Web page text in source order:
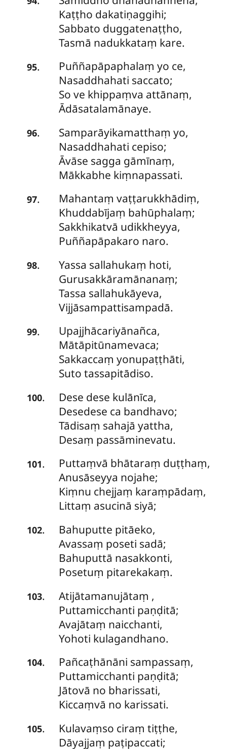
Kaṭṭho dakatiṇaggihi;
Sabbato duggatenaṭṭho,
Tasmā nadukkataṃ kare.
95. Puññapāpaphalaṃ yo ce,
Nasaddhahati saccato;
So ve khippaṃva attānaṃ,
Ādāsatalamānaye.
96.
Samparāyikamatthaṃ yo,
Nasaddhahati cepiso;
Āvāse sagga gāmīnaṃ,
Mākkabhe kiṃnapassati.
97.
Mahantaṃ vaṭṭarukkhādiṃ,
Khuddabījaṃ bahūphalaṃ;
Sakkhikatvā udikkheyya,
Puññapāpakaro naro.
98. Yassa sallahukaṃ hoti,
Gurusakkāramānanaṃ;
Tassa sallahukāyeva,
Vijjāsampattisampadā.
99.
Upajjhācariyānañca,
Mātāpitūnamevaca;
Sakkaccaṃ yonupaṭṭhāti,
Suto tassapitādiso.
100.
Dese dese kulānīca,
Desedese ca bandhavo;
Tādisaṃ sahajā yattha,
Desaṃ passāminevatu.
101. Puttaṃvā bhātaraṃ duṭṭhaṃ,
Anusāseyya nojahe;
Kiṃnu chejjaṃ karaṃpādaṃ,
Littaṃ asucinā siyā;
102.
Bahuputte pitāeko,
Avassaṃ poseti sadā;
Bahuputtā nasakkonti,
Posetuṃ pitarekakaṃ.
103. Atijātamanujātaṃ ,
Puttamicchanti paṇḍitā;
Avajātaṃ naicchanti,
Yohoti kulagandhano.
104.
Pañcaṭhānāni sampassaṃ,
Puttamicchanti paṇḍitā;
Jātovā no bharissati,
Kiccaṃvā no karissati.
105. Kulavaṃso ciraṃ tiṭṭhe,
Dāyajjaṃ paṭipaccati;